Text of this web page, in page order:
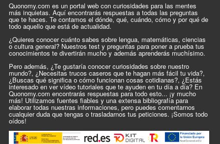
Quonomy.com es un portal web con curiosidades para las mentes
más inquietas. Aquí encontrarás respuestas a todas las preguntas
que te haces. Te contamos el dónde, qué, cuándo, cómo y por qué de
todo aquello que está de actualidad.
¿Quieres conocer cuánto sabes sobre lengua, matemáticas, ciencias
o cultura general? Nuestros test y preguntas para poner a prueba tus
conocimientos te divertirán mucho y además aprenderás muchísimo.
Pero además, ¿Te gustaría conocer curiosidades sobre nuestro
mundo?, ¿Necesitas trucos caseros que te hagan más fácil tu vida?,
¿Buscas qué significa o cómo funcionan cosas cotidianas?, ¿Estás
interesado en ver vídeo tutoriales que te ayuden en tu día a día? En
Quonomy.com encontrarás respuestas para todo esto... ¡y mucho
más! Utilizamos fuentes fiables y una extensa bibliografía para
elaborar todas nuestras informaciones, pero puedes comentarnos
cualquier duda que tengas o trasladarnos tus peticiones. ¡Somos todo
oídos!